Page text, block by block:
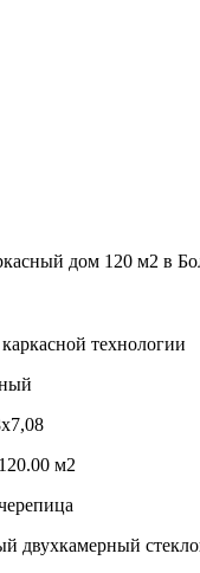
дом 120 м2 в
технологии
м2
двухкамерный